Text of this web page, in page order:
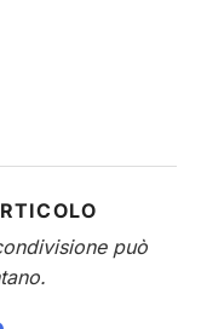
può